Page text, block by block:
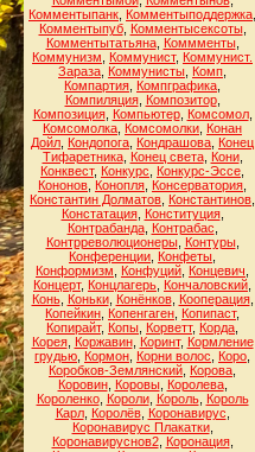
Комментыпанк Комментыподдержка
Комментыпуб, Комментысексоты,
Комментытатьяна, Коммменты,
Коммунизм
Коммунист, Коммунист.
Зараза Коммунисты Комп
Компартия Компграфика
Компиляция, Композитор,
Композиция, Компьютер, Комсомол,
Комсомолка Комсомолки Конан
Дойл Кондопога Кондрашова Конец
Тифаретника, Конец света, Кони,
Конквест, Конкурс Конкурс-Эссе
Кононов Конопля Консерватория
Константин Долматов Константинов
Констатация, Конституция,
Контрабанда, Контрабас
Контрреволюционеры, Контуры,
Конференции Конфеты
Конформизм
Конфуций Концевич
Концерт, Концлагерь Кончаловский
Конь, Коньки, Конёнков, Кооперация,
Копейкин Копенгаген Копипаст,
Копирайт, Копы Корветт, Корда
Корея, Коржавин, Коринт, Кормление
грудью Кормон Корни волос Коро
Коробков-Землянский Корова
Коровин, Коровы, Королева,
Короленко, Короли, Король, Король
Карл, Королёв, Коронавирус
Коронавирус Плакатки,
Коронавируснов2, Коронация,